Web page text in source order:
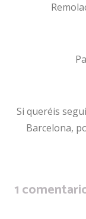
Si queréis
Barcelona,
1